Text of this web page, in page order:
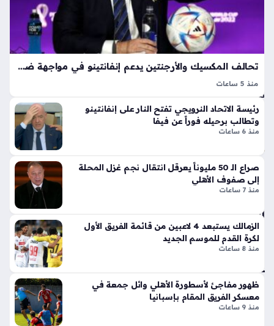
بإ
ط
ق
أيق
ونت
ها
دي
دة
ذا
الإث
ني
ع
شر
طو
انة
ونا
ص
منذ
سا
عا
ت
او
ف
اند
لاع
موا
جه
ة
بري
ة
شا
تحالف المكسيك والأرجنتين يدعم إنفانتينو في مواجهة ضغوط أزمة حقوق كأس العالم
منذ 5 ساعات
حقوق كأس العالم، إذ يبرز هذا الموقف تباين الآراء داخل الأوساط
الكروية العالمية تجاه قيادة رئيس الفيفا، حيث تشتعل النقاشات
رئيسة الاتحاد النرويجي تفتح النار على إنفانتينو
وتطالب برحيله فوراً عن فيفا
منذ 6 ساعات
صراع الـ 50 مليوناً يعرقل انتقال نجم غزل المحلة
إلى صفوف الأهلي
منذ 7 ساعات
الزمالك يستبعد 4 لاعبين من قائمة الفريق الأول
لكرة القدم للموسم الجديد
منذ 8 ساعات
ظهور مفاجئ لأسطورة الأهلي وائل جمعة في
معسكر الفريق المقام بإسبانيا
منذ 9 ساعات